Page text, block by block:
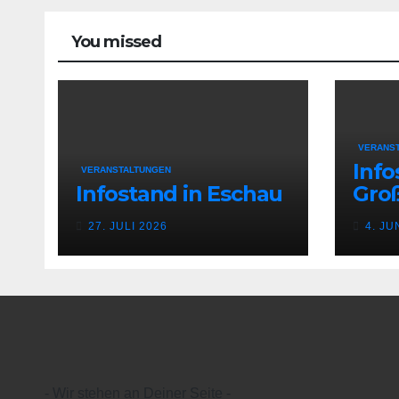
You missed
VERANSTALTUNGEN
Infostand in Eschau
27. JULI 2026 4.